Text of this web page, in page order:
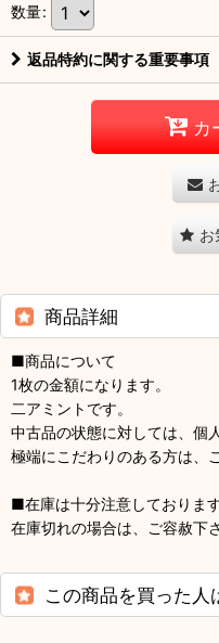
数量:
返品特約に関する重要事項
カ
お
商品詳細
■商品について
1枚の金額になります。
二アミントです。
中古品の状態に対しては、個
極端にこだわりのある方は、
■在庫は十分注意しておりま
在庫切れの場合は、ご容赦下さ
この商品を買った人